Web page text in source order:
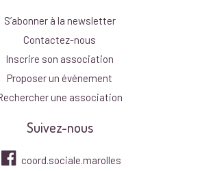
S’abonner à la newsletter
Contactez-nous
Inscrire son association
Proposer un événement
une association
Suivez-nous
coord.sociale.marolles